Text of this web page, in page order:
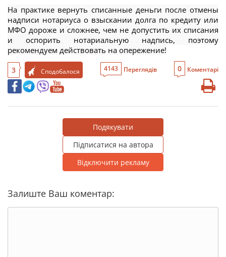
На практике вернуть списанные деньги после отмены
надписи нотариуса о взыскании долга по кредиту или
МФО дороже и сложнее, чем не допустить их списания
и оспорить нотариальную надпись, поэтому
рекомендуем действовать на опережение!
3 Сподобалося 4143 Переглядів 0 Коментарі
Подякувати
Підписатися на автора
Відключити рекламу
Залиште Ваш коментар: